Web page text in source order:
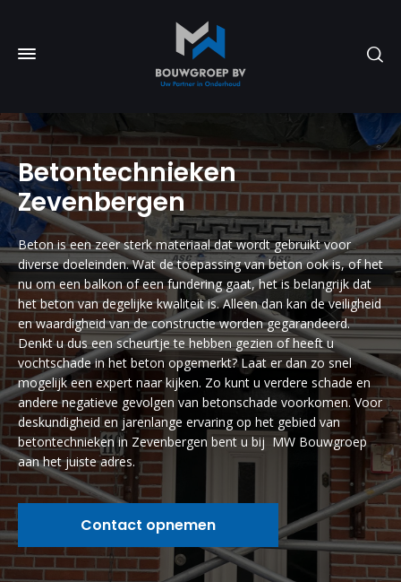
Betontechnieken
Zevenbergen
Beton is een zeer sterk materiaal dat wordt gebruikt voor
diverse doeleinden. Wat de toepassing van beton ook is, of het
nu om een balkon of een fundering gaat, het is belangrijk dat
het beton van degelijke kwaliteit is. Alleen dan kan de veiligheid
en waardigheid van de constructie worden gegarandeerd.
Denkt u dus een scheurtje te hebben gezien of heeft u
vochtschade in het beton opgemerkt? Laat er dan zo snel
mogelijk een expert naar kijken. Zo kunt u verdere schade en
andere negatieve gevolgen van betonschade voorkomen. Voor
deskundigheid en jarenlange ervaring op het gebied van
betontechnieken in Zevenbergen bent u bij MW Bouwgroep
aan het juiste adres.
Contact opnemen